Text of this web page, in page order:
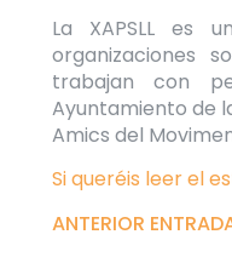
La XAPSLL es
organizaciones
trabajan con
Ayuntamiento de
Amics del
Si queréis leer el
ANTERIOR